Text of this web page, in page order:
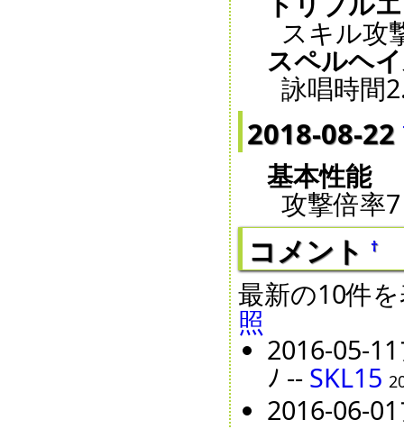
スキル攻
スペルヘ
詠唱時間
2018-08-22
基本性能
攻撃倍率
コメント †
最新の10件
照
2016-05-
ﾉ -- SKL15
2016-06-